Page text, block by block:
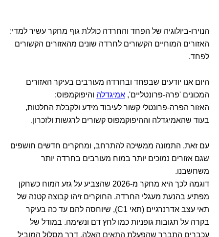
הנוירו-ביולוגיה של הפחד והחרדה כוללת גוף מחקר עשיר למדי:
האזורים המוחיים הקשורים לחרדה שונים מהאזורים הקשורים
לפחד.
היום אנו יודעים שבפחד ובחרדה מעורבים בעיקר האזורים
המכונים 'פרה-פרונטליים', אמיגדלה והיפוקמפוס:
האזור הפרה-פרונטלי קשור לעיבוד מידע ולקבלת החלטות,
בעוד שהאמיגדלה וההיפוקמפוס קשורים לרגשות ולזכרון.
עם זאת, התמונה ממשיכה להתרחב, ומחקרים חדשים חושפים
שגם אזורים נמוכים יותר במוח מעורבים בחרדה יותר
משחשבנו.
דוגמה לכך היא מחקר מ-2026 שהצביע על גזע המוח כשחקן
מפתיע בהנעת מעגלי החרדה. החוקרים זיהו קבוצה קטנה של
תאי עצב אדרנרגיים (תאי C1), שיוחסה להם עד כה בעיקר
בקרה על תגובות גופניות כמו לחץ דם ונשימה. במודל של
עכברים התברר שהפעלת התאים האלה, דרך מסלול המוביל